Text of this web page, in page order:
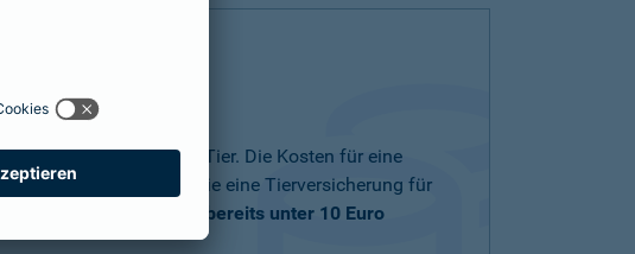
, passend zu Ihrem Tier. Die Kosten für eine
und ob Sie eine Tierversicherung für
Die Beiträge
starten bereits unter 10 Euro